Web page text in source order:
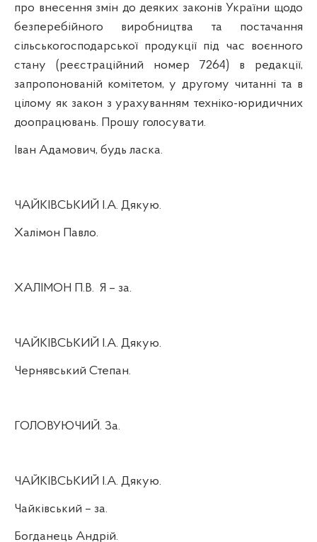
про внесення змін до деяких законів України щодо
безперебійного виробництва та постачання
сільськогосподарської продукції під час воєнного
стану (реєстраційний номер 7264) в редакції,
запропонованій комітетом, у другому читанні та в
цілому як закон з урахуванням техніко-юридичних
доопрацювань. Прошу голосувати.
Іван Адамович, будь ласка.
ЧАЙКІВСЬКИЙ І.А. Дякую.
Халімон Павло.
ХАЛІМОН П.В. Я – за.
ЧАЙКІВСЬКИЙ І.А. Дякую.
Чернявський Степан.
ГОЛОВУЮЧИЙ. За.
ЧАЙКІВСЬКИЙ І.А. Дякую.
Чайківський – за.
Богданець Андрій.